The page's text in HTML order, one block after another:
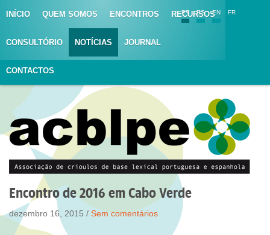
INÍCIO QUEM SOMOS ENCONTROS RECURSOS
CONSULTÓRIO NOTÍCIAS JOURNAL
CONTACTOS
PT ES EN FR
Encontro de 2016 em Cabo Verde
dezembro 16, 2015 / Sem comentários